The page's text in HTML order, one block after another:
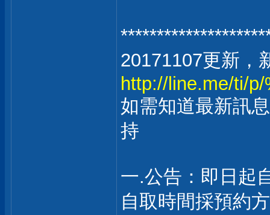
20171107更新，
http://line.me/ti/
如需知道最新訊
持
一.公告：即日起
自取時間採預約